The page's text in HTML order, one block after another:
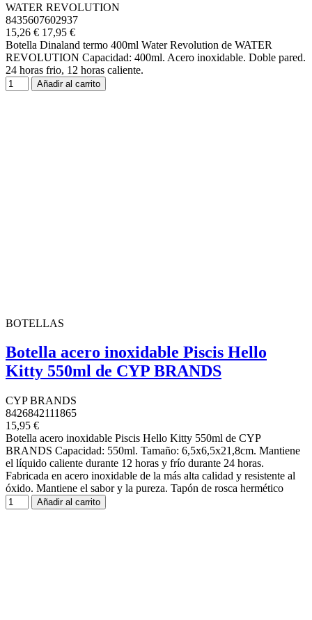
WATER REVOLUTION
8435607602937
15,26 € 17,95 €
Botella Dinaland termo 400ml Water Revolution de WATER
REVOLUTION Capacidad: 400ml. Acero inoxidable. Doble pared.
24 horas frio, 12 horas caliente.
Añadir al carrito
BOTELLAS
Botella acero inoxidable Piscis Hello
Kitty 550ml de CYP BRANDS
CYP BRANDS
8426842111865
15,95 €
Botella acero inoxidable Piscis Hello Kitty 550ml de CYP
BRANDS Capacidad: 550ml. Tamaño: 6,5x6,5x21,8cm. Mantiene
el líquido caliente durante 12 horas y frío durante 24 horas.
Fabricada en acero inoxidable de la más alta calidad y resistente al
óxido. Mantiene el sabor y la pureza. Tapón de rosca hermético
Añadir al carrito